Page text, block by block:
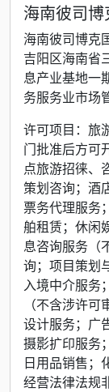
海南彼司
海南彼司博克
吉阳区海南省
息产业基地一
务服务业市场
许可项目：旅
门批准后方可
点旅游招徕、
策划咨询；酒
票务代理服务
舶租赁；休闲
息咨询服务（
询；项目策划
入境中介服务
（不含涉许
设计服务；广
摄影扩印服务
日用品销售；
经营法律法规